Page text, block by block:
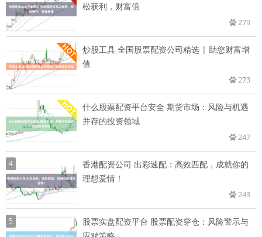
松获利，财富倍
279
炒股工具 全国股票配资公司精选 | 助您财富增
值
273
什么股票配资平台安全 期货市场：风险与机遇
并存的投资领域
247
4
香港配资公司 出彩速配：高效匹配，成就你的
理想爱情！
243
5
股票实盘配资平台 股票配资穿仓：风险警示与